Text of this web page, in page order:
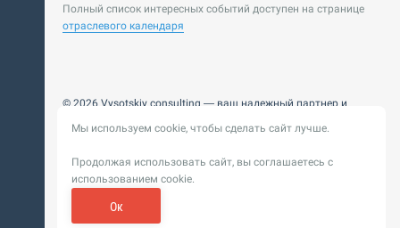
Полный список интересных событий доступен на странице
отраслевого календаря
© 2026 Vysotskiy consulting — ваш надежный партнер и
Цифровизация, BIM, ИИ. Внедряем и оптимизируем
Пользовательское
соглашение
Политика обработки персональных
данных
Разработка сайта —
Мы используем cookie, чтобы сделать сайт лучше.
Продолжая использовать сайт, вы соглашаетесь с
использованием cookie.
Ок